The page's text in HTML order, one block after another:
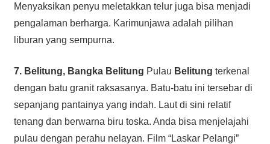
Menyaksikan penyu meletakkan telur juga bisa menjadi
pengalaman berharga. Karimunjawa adalah pilihan
liburan yang sempurna.
7. Belitung, Bangka Belitung Pulau Belitung terkenal
dengan batu granit raksasanya. Batu-batu ini tersebar di
sepanjang pantainya yang indah. Laut di sini relatif
tenang dan berwarna biru toska. Anda bisa menjelajahi
pulau dengan perahu nelayan. Film “Laskar Pelangi”